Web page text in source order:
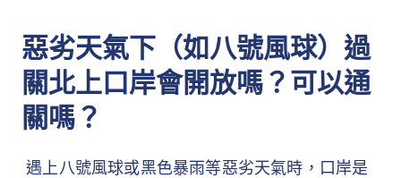
惡劣天氣下（如八號風球）過
關北上口岸會開放嗎？可以通
關嗎？
遇上八號風球或黑色暴雨等惡劣天氣時，口岸是